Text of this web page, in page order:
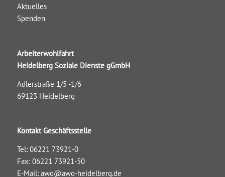
Aktuelles
Spenden
Arbeiterwohlfahrt
Heidelberg Soziale Dienste gGmbH
Adlerstraße 1/5 -1/6
69123 Heidelberg
Kontakt Geschäftsstelle
Tel: 06221 73921-0
Fax: 06221 73921-50
E-Mail: awo@awo-heidelberg.de